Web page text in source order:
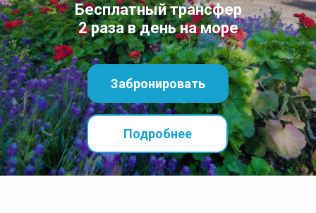
Подробнее
Забронировать
Бесплатный трансфер
2 раза в день на море